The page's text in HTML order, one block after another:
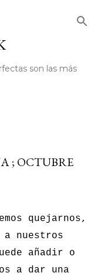
son las más
; OCTUBRE
quejarnos,
nuestros
añadir o
a dar una